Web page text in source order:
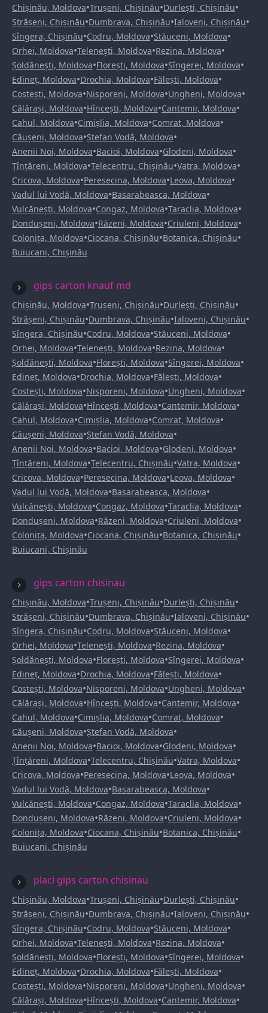
Chișinău, Moldova•Trușeni, Chișinău•Durlești, Chișinău•
Strășeni, Chișinău•Dumbrava, Chișinău•Ialoveni, Chișinău•
Sîngera, Chișinău•Codru, Moldova•Stăuceni, Moldova•
Orhei, Moldova•Telenești, Moldova•Rezina, Moldova•
Șoldănești, Moldova•Florești, Moldova•Sîngerei, Moldova•
Edineț, Moldova•Drochia, Moldova•Fălești, Moldova•
Costești, Moldova•Nisporeni, Moldova•Ungheni, Moldova•
Călărași, Moldova•Hîncești, Moldova•Cantemir, Moldova•
Cahul, Moldova•Cimișlia, Moldova•Comrat, Moldova•
Căușeni, Moldova•Ștefan Vodă, Moldova•
Anenii Noi, Moldova•Bacioi, Moldova•Glodeni, Moldova•
Țînțăreni, Moldova•Telecentru, Chișinău•Vatra, Moldova•
Cricova, Moldova•Peresecina, Moldova•Leova, Moldova•
Vadul lui Vodă, Moldova•Basarabeasca, Moldova•
Vulcănești, Moldova•Congaz, Moldova•Taraclia, Moldova•
Dondușeni, Moldova•Răzeni, Moldova•Criuleni, Moldova•
Colonița, Moldova•Ciocana, Chișinău•Botanica, Chișinău•
Buiucani, Chișinău
gips carton knauf md
Chișinău, Moldova•Trușeni, Chișinău•Durlești, Chișinău•
Strășeni, Chișinău•Dumbrava, Chișinău•Ialoveni, Chișinău•
Sîngera, Chișinău•Codru, Moldova•Stăuceni, Moldova•
Orhei, Moldova•Telenești, Moldova•Rezina, Moldova•
Șoldănești, Moldova•Florești, Moldova•Sîngerei, Moldova•
Edineț, Moldova•Drochia, Moldova•Fălești, Moldova•
Costești, Moldova•Nisporeni, Moldova•Ungheni, Moldova•
Călărași, Moldova•Hîncești, Moldova•Cantemir, Moldova•
Cahul, Moldova•Cimișlia, Moldova•Comrat, Moldova•
Căușeni, Moldova•Ștefan Vodă, Moldova•
Anenii Noi, Moldova•Bacioi, Moldova•Glodeni, Moldova•
Țînțăreni, Moldova•Telecentru, Chișinău•Vatra, Moldova•
Cricova, Moldova•Peresecina, Moldova•Leova, Moldova•
Vadul lui Vodă, Moldova•Basarabeasca, Moldova•
Vulcănești, Moldova•Congaz, Moldova•Taraclia, Moldova•
Dondușeni, Moldova•Răzeni, Moldova•Criuleni, Moldova•
Colonița, Moldova•Ciocana, Chișinău•Botanica, Chișinău•
Buiucani, Chișinău
gips carton chisinau
Chișinău, Moldova•Trușeni, Chișinău•Durlești, Chișinău•
Strășeni, Chișinău•Dumbrava, Chișinău•Ialoveni, Chișinău•
Sîngera, Chișinău•Codru, Moldova•Stăuceni, Moldova•
Orhei, Moldova•Telenești, Moldova•Rezina, Moldova•
Șoldănești, Moldova•Florești, Moldova•Sîngerei, Moldova•
Edineț, Moldova•Drochia, Moldova•Fălești, Moldova•
Costești, Moldova•Nisporeni, Moldova•Ungheni, Moldova•
Călărași, Moldova•Hîncești, Moldova•Cantemir, Moldova•
Cahul, Moldova•Cimișlia, Moldova•Comrat, Moldova•
Căușeni, Moldova•Ștefan Vodă, Moldova•
Anenii Noi, Moldova•Bacioi, Moldova•Glodeni, Moldova•
Țînțăreni, Moldova•Telecentru, Chișinău•Vatra, Moldova•
Cricova, Moldova•Peresecina, Moldova•Leova, Moldova•
Vadul lui Vodă, Moldova•Basarabeasca, Moldova•
Vulcănești, Moldova•Congaz, Moldova•Taraclia, Moldova•
Dondușeni, Moldova•Răzeni, Moldova•Criuleni, Moldova•
Colonița, Moldova•Ciocana, Chișinău•Botanica, Chișinău•
Buiucani, Chișinău
placi gips carton chisinau
Chișinău, Moldova•Trușeni, Chișinău•Durlești, Chișinău•
Strășeni, Chișinău•Dumbrava, Chișinău•Ialoveni, Chișinău•
Sîngera, Chișinău•Codru, Moldova•Stăuceni, Moldova•
Orhei, Moldova•Telenești, Moldova•Rezina, Moldova•
Șoldănești, Moldova•Florești, Moldova•Sîngerei, Moldova•
Edineț, Moldova•Drochia, Moldova•Fălești, Moldova•
Costești, Moldova•Nisporeni, Moldova•Ungheni, Moldova•
Călărași, Moldova•Hîncești, Moldova•Cantemir, Moldova•